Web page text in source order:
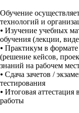
Обучение
технологий и
⦁ Изучение учебных
обучения (лекции,
⦁ Практикум в
(решение кейсов,
знаний на рабочем
⦁ Сдача зачетов /
тестирования
⦁ Итоговая
работы